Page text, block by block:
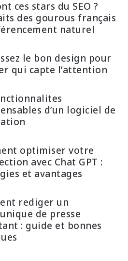
ces stars du SEO ?
des gourous français
naturel
le bon design pour
qui capte l’attention
d’un logiciel de
optimiser votre
avec Chat GPT :
et avantages
rediger un
de presse
: guide et bonnes